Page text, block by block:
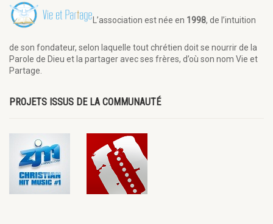
L’association est née en 1998, de l’intuition
de son fondateur, selon laquelle tout chrétien doit se nourrir de la
Parole de Dieu et la partager avec ses frères, d’où son nom Vie et
Partage.
PROJETS ISSUS DE LA COMMUNAUTÉ